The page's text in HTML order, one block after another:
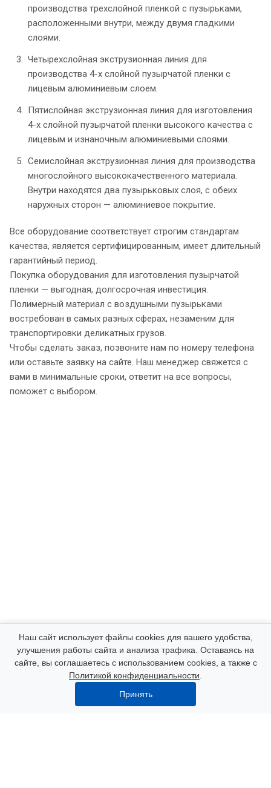
производства трехслойной пленкой с пузырьками,
расположенными внутри, между двумя гладкими
слоями.
Четырехслойная экструзионная линия для
производства 4-х слойной пузырчатой пленки с
лицевым алюминиевым слоем.
Пятислойная экструзионная линия для изготовления
4-х слойной пузырчатой пленки высокого качества с
лицевым и изнаночным алюминиевыми слоями.
Семислойная экструзионная линия для производства
многослойного высококачественного материала.
Внутри находятся два пузырьковых слоя, с обеих
наружных сторон — алюминиевое покрытие.
Все оборудование соответствует строгим стандартам
качества, является сертифицированным, имеет длительный
гарантийный период.
Покупка оборудования для изготовления пузырчатой
пленки — выгодная, долгосрочная инвестиция.
Полимерный материал с воздушными пузырьками
востребован в самых разных сферах, незаменим для
транспортировки деликатных грузов.
Чтобы сделать заказ, позвоните нам по номеру телефона
или оставьте заявку на сайте. Наш менеджер свяжется с
вами в минимальные сроки, ответит на все вопросы,
поможет с выбором.
Компания
Каталог
Наш сайт использует файлы cookies для вашего удобства,
улучшения работы сайта и анализа трафика. Оставаясь на
сайте, вы соглашаетесь с использованием cookies, а также с
Политикой конфиденциальности
Принять